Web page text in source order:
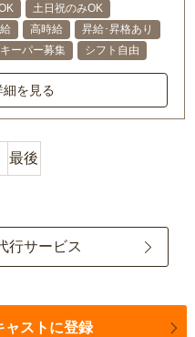
土日祝のみOK
高時給
昇給･昇格あり
ーパー募集 シフト自由
細を見る
最後
行サービス
ャストに登録